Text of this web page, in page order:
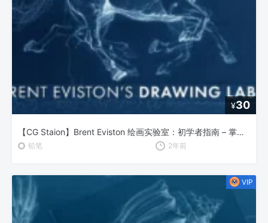
¥30
【CG Staion】Brent Eviston 绘画实验室：初学者指南 – 掌握线条的艺术
铅笔 2年前